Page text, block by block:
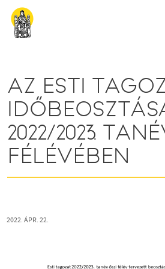
Ugrás a tartalomra
AZ ESTI
2022/2023.
FÉLÉVÉBEN
2022. ÁPR. 22.